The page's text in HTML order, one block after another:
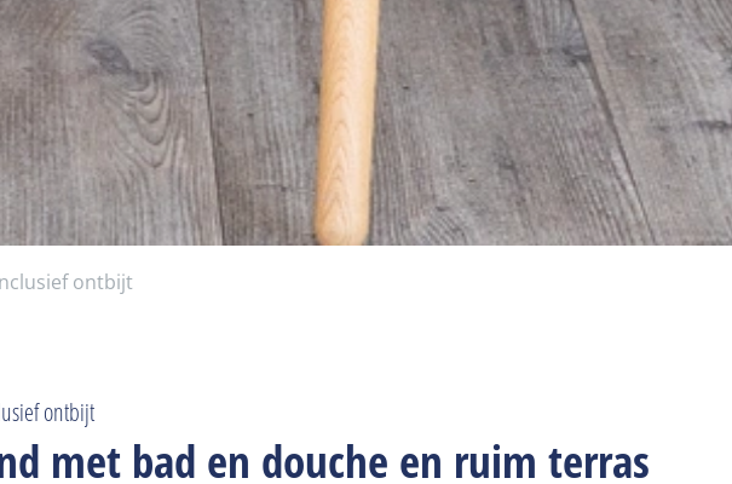
ontbijt
ontbijt
met bad en douche en ruim terras